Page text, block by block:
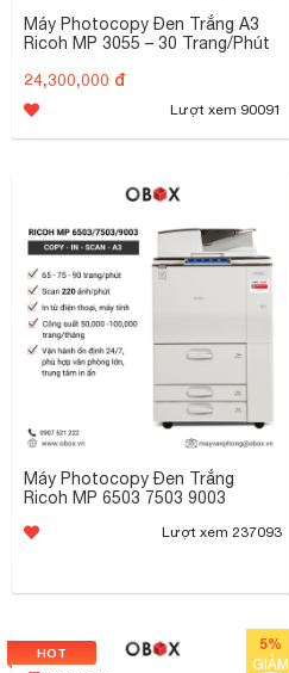
Máy Photocopy Đen Trắng A3
Ricoh MP 3055 – 30 Trang/Phút
24,300,000 đ
Lượt xem 90091
Máy Photocopy Đen Trắng
Ricoh MP 6503 7503 9003
Lượt xem 237093
5%
GIẢM
HOT